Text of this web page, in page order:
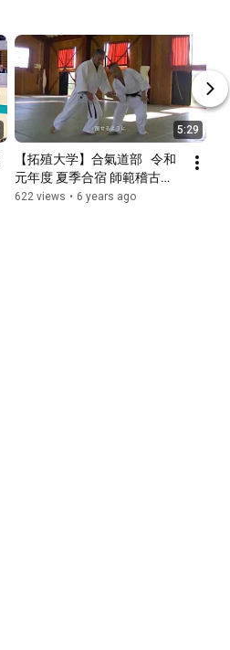
5:29
【拓殖大学】合氣道部   令和
元年度 夏季合宿 師範稽古
(2019/9/7)
622 views • 6 years ago